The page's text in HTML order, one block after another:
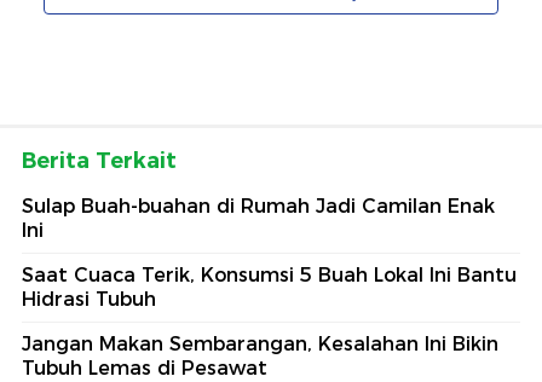
Berita Terkait
Sulap Buah-buahan di Rumah Jadi Camilan Enak
Ini
Saat Cuaca Terik, Konsumsi 5 Buah Lokal Ini Bantu
Hidrasi Tubuh
Jangan Makan Sembarangan, Kesalahan Ini Bikin
Tubuh Lemas di Pesawat